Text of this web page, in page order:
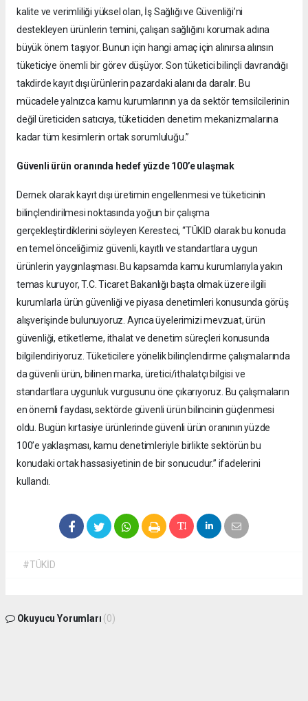
kalite ve verimliliği yüksel olan, İş Sağlığı ve Güvenliği’ni
destekleyen ürünlerin temini, çalışan sağlığını korumak adına
büyük önem taşıyor. Bunun için hangi amaç için alınırsa alınsın
tüketiciye önemli bir görev düşüyor. Son tüketici bilinçli davrandığı
takdirde kayıt dışı ürünlerin pazardaki alanı da daralır. Bu
mücadele yalnızca kamu kurumlarının ya da sektör temsilcilerinin
değil üreticiden satıcıya, tüketiciden denetim mekanizmalarına
kadar tüm kesimlerin ortak sorumluluğu.”
Güvenli ürün oranında hedef yüzde 100’e ulaşmak
Dernek olarak kayıt dışı üretimin engellenmesi ve tüketicinin
bilinçlendirilmesi noktasında yoğun bir çalışma
gerçekleştirdiklerini söyleyen Keresteci, “TÜKİD olarak bu konuda
en temel önceliğimiz güvenli, kayıtlı ve standartlara uygun
ürünlerin yaygınlaşması. Bu kapsamda kamu kurumlarıyla yakın
temas kuruyor, T.C. Ticaret Bakanlığı başta olmak üzere ilgili
kurumlarla ürün güvenliği ve piyasa denetimleri konusunda görüş
alışverişinde bulunuyoruz. Ayrıca üyelerimizi mevzuat, ürün
güvenliği, etiketleme, ithalat ve denetim süreçleri konusunda
bilgilendiriyoruz. Tüketicilere yönelik bilinçlendirme çalışmalarında
da güvenli ürün, bilinen marka, üretici/ithalatçı bilgisi ve
standartlara uygunluk vurgusunu öne çıkarıyoruz. Bu çalışmaların
en önemli faydası, sektörde güvenli ürün bilincinin güçlenmesi
oldu. Bugün kırtasiye ürünlerinde güvenli ürün oranının yüzde
100’e yaklaşması, kamu denetimleriyle birlikte sektörün bu
konudaki ortak hassasiyetinin de bir sonucudur.” ifadelerini
kullandı.
#TÜKİD
Okuyucu Yorumları (0)